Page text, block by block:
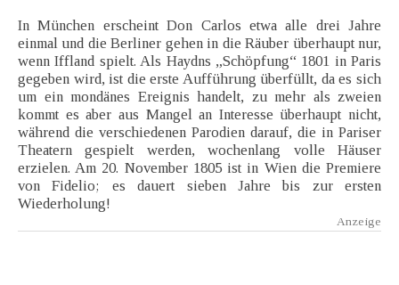
In München erscheint Don Carlos etwa alle drei Jahre
einmal und die Berliner gehen in die Räuber überhaupt nur,
wenn Iffland spielt. Als Haydns „Schöpfung“ 1801 in Paris
gegeben wird, ist die erste Aufführung überfüllt, da es sich
um ein mondänes Ereignis handelt, zu mehr als zweien
kommt es aber aus Mangel an Interesse überhaupt nicht,
während die verschiedenen Parodien darauf, die in Pariser
Theatern gespielt werden, wochenlang volle Häuser
erzielen. Am 20. November 1805 ist in Wien die Premiere
von Fidelio; es dauert sieben Jahre bis zur ersten
Wiederholung!